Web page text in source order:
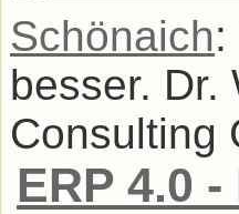
Schönaich:
besser. Dr.
Consulting
ERP 4.0